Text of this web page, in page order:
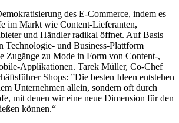
des E-Commerce, indem es
im Markt wie Content-Lieferanten,
und Händler radikal öffnet. Auf Basis
Technologie- und Business-Plattform
Zugänge zu Mode in Form von Content-,
Applikationen. Tarek Müller, Co-Chef
Shops: ”Die besten Ideen entstehen
Unternehmen allein, sondern oft durch
mit denen wir eine neue Dimension für den
können.“